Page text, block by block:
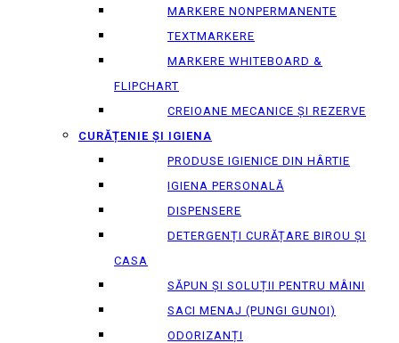
MARKERE NONPERMANENTE
TEXTMARKERE
MARKERE WHITEBOARD &
FLIPCHART
CREIOANE MECANICE ȘI REZERVE
CURĂȚENIE ȘI IGIENA
PRODUSE IGIENICE DIN HÂRTIE
IGIENA PERSONALĂ
DISPENSERE
DETERGENȚI CURĂȚARE BIROU ȘI
CASA
SĂPUN ȘI SOLUȚII PENTRU MÂINI
SACI MENAJ (PUNGI GUNOI)
ODORIZANȚI